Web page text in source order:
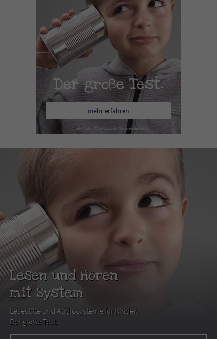
Der große Test.
mehr erfahren
Lesen und Hören
mit System
Lesestifte und Audiosysteme für Kinder.
Der große Test.